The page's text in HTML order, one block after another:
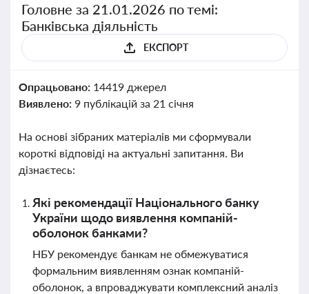
Головне за 21.01.2026 по темі:
Банківська діяльність
ЕКСПОРТ
Опрацьовано: 14419 джерел
Виявлено: 9 публікацій за 21 січня
На основі зібраних матеріалів ми сформували
короткі відповіді на актуальні запитання. Ви
дізнаєтесь:
Які рекомендації Національного банку
України щодо виявлення компаній-
оболонок банками?
НБУ рекомендує банкам не обмежуватися
формальним виявленням ознак компаній-
оболонок, а впроваджувати комплексний аналіз